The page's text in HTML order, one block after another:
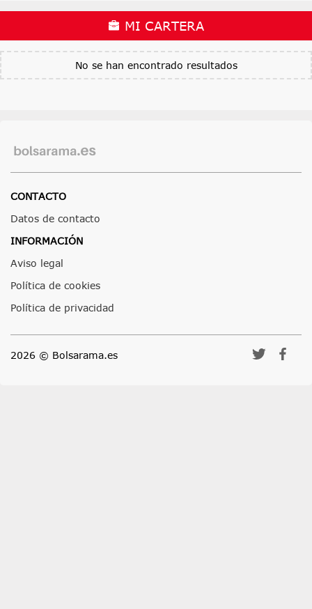
MI CARTERA
No se han encontrado resultados
CONTACTO
Datos de contacto
INFORMACIÓN
Aviso legal
Política de cookies
Política de privacidad
2026 © Bolsarama.es